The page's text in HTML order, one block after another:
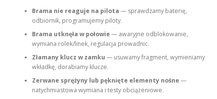
Brama nie reaguje na pilota — sprawdzamy baterię,
odbiornik, programujemy piloty.
Brama utknęła w połowie — awaryjne odblokowanie,
wymiana rolek/linek, regulacja prowadnic.
Złamany klucz w zamku — usuwamy fragment, wymieniamy
wkładkę, dorabiamy klucze.
Zerwane sprężyny lub pęknięte elementy nośne —
natychmiastowa wymiana i testy obciążeniowe.